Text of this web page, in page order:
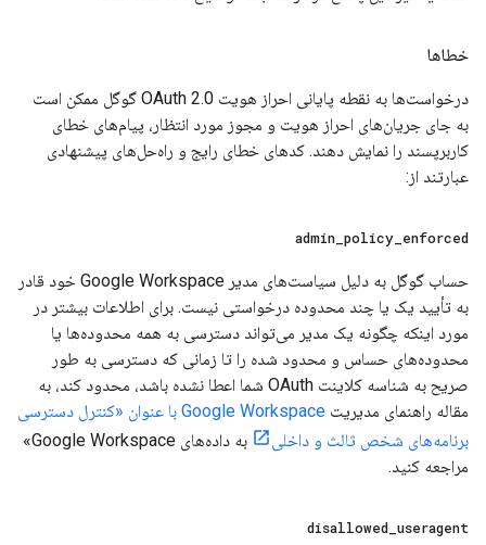
خطاها
درخواست‌ها به نقطه پایانی احراز هویت OAuth 2.0 گوگل ممکن است
به جای جریان‌های احراز هویت و مجوز مورد انتظار، پیام‌های خطای
کاربرپسند را نمایش دهند. کدهای خطای رایج و راه‌حل‌های پیشنهادی
عبارتند از:
admin policy enforced
حساب گوگل به دلیل سیاست‌های مدیر Google Workspace خود قادر
به تأیید یک یا چند محدوده درخواستی نیست. برای اطلاعات بیشتر در
مورد اینکه چگونه یک مدیر می‌تواند دسترسی به همه محدوده‌ها یا
محدوده‌های حساس و محدود شده را تا زمانی که دسترسی به طور
صریح به شناسه کلاینت OAuth شما اعطا نشده باشد، محدود کند، به
مقاله راهنمای مدیریت
Google Workspace با عنوان «کنترل دسترسی
برنامه‌های شخص ثالث و داخلی
به داده‌های Google Workspace»
مراجعه کنید.
disallowed useragent